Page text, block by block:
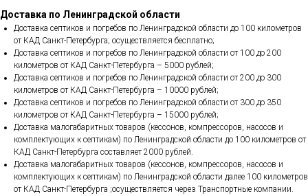
Доставка по Ленинградской области
Доставка септиков и погребов по Ленинградской области до 100 километров
от КАД Санкт-Петербурга; осуществляется бесплатно;
Доставка септиков и погребов по Ленинградской области от 100 до 200
километров от КАД Санкт-Петербурга – 5000 рублей;
Доставка септиков и погребов по Ленинградской области от 200 до 300
километров от КАД Санкт-Петербурга – 10000 рублей;
Доставка септиков и погребов по Ленинградской области от 300 до 350
километров от КАД Санкт-Петербурга – 15000 рублей;
Доставка малогабаритных товаров (кессонов, компрессоров, насосов и
комплектующих к септикам) по Ленинградской области до 100 километров от
КАД Санкт-Петербурга составляет 2000 рублей.
Доставка малогабаритных товаров (кессонов, компрессоров, насосов и
комплектующих к септикам) по Ленинградской области далее 100 километров
от КАД Санкт-Петербурга ;осуществляется через Транспортные компании.